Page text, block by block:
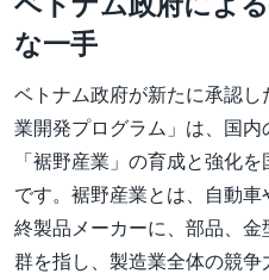
な一手
ベトナム政府が新たに承認
業開発プログラム」は、国
「裾野産業」の育成と強化
です。裾野産業とは、自動
終製品メーカーに、部品、
群を指し、製造業全体の競